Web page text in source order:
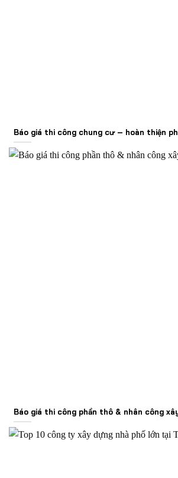
Báo giá thi công chung cư – hoàn thiện
Báo giá thi công phần thô & nhân công